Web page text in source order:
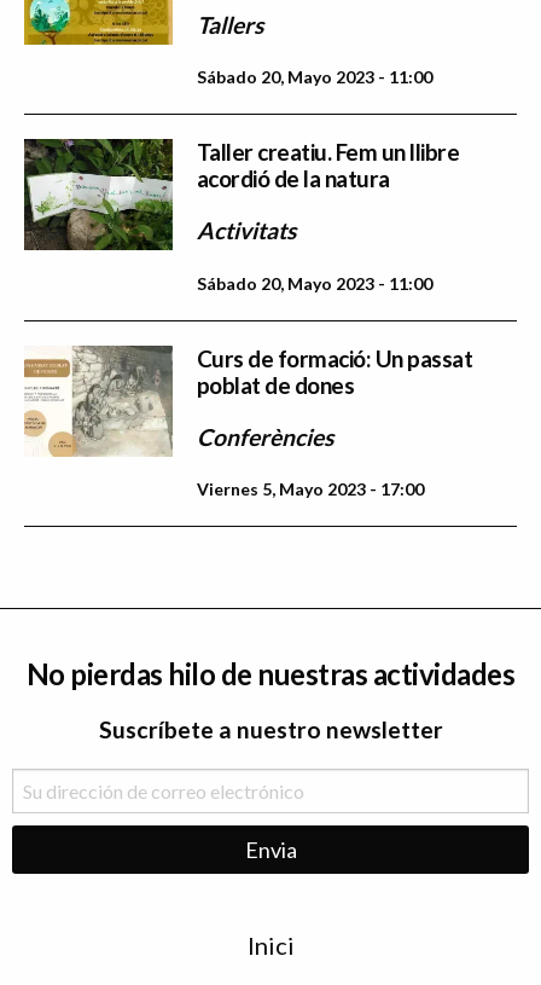
Tallers
Sábado 20, Mayo 2023 - 11:00
Taller creatiu. Fem un llibre
acordió de la natura
Activitats
Sábado 20, Mayo 2023 - 11:00
Curs de formació: Un passat
poblat de dones
Conferències
Viernes 5, Mayo 2023 - 17:00
No pierdas hilo de nuestras actividades
Suscríbete a nuestro newsletter
Inici